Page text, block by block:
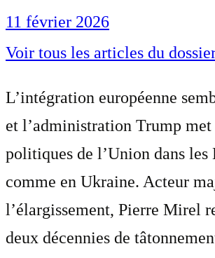
11 février 2026
Voir tous les articles du
L’intégration européenne
et l’administration Trump
politiques de l’Union dans les
comme en Ukraine. Acteur
l’élargissement, Pierre Mirel
deux décennies de